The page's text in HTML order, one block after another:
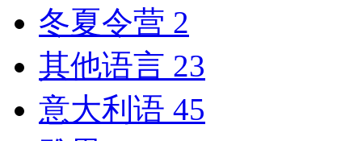
冬夏令营 2
其他语言 23
意大利语 45